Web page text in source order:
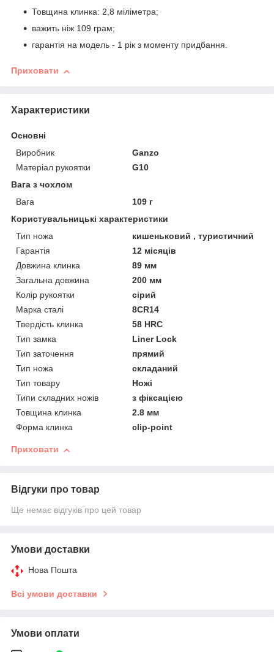
Товщина клинка: 2,8 міліметра;
важить ніж 109 грам;
гарантія на модель - 1 рік з моменту придбання.
Приховати
Характеристики
Основні
Виробник
Ganzo
Матеріал рукоятки
G10
Вага з чохлом
Вага
109 г
Користувальницькі характеристики
Тип ножа
кишеньковий , туристичний
Гарантія
12 місяців
Довжина клинка
89 мм
Загальна довжина
200 мм
Колір рукоятки
сірий
Марка сталі
8CR14
Твердість клинка
58 HRC
Тип замка
Liner Lock
Тип заточення
прямий
Тип ножа
складаний
Тип товару
Ножі
Типи складних ножів
з фіксацією
Товщина клинка
2.8 мм
Форма клинка
clip-point
Приховати
Відгуки про товар
Ще немає відгуків про цей товар
Умови доставки
Нова Пошта
Всі умови доставки
Умови оплати